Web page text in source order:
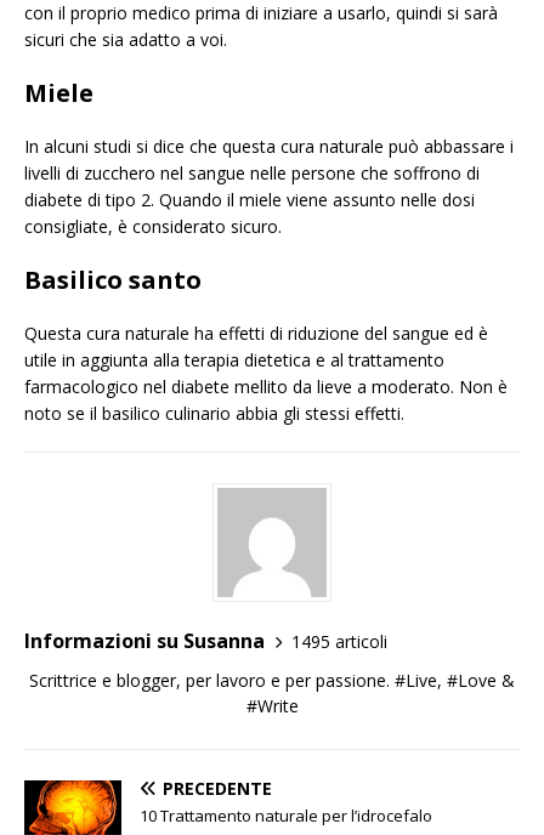
con il proprio medico prima di iniziare a usarlo, quindi si sarà
sicuri che sia adatto a voi.
Miele
In alcuni studi si dice che questa cura naturale può abbassare i
livelli di zucchero nel sangue nelle persone che soffrono di
diabete di tipo 2. Quando il miele viene assunto nelle dosi
consigliate, è considerato sicuro.
Basilico santo
Questa cura naturale ha effetti di riduzione del sangue ed è
utile in aggiunta alla terapia dietetica e al trattamento
farmacologico nel diabete mellito da lieve a moderato. Non è
noto se il basilico culinario abbia gli stessi effetti.
Informazioni su Susanna
1495 articoli
Scrittrice e blogger, per lavoro e per passione. #Live, #Love &
#Write
PRECEDENTE
10 Trattamento naturale per l’idrocefalo